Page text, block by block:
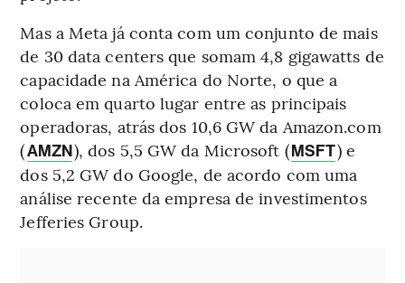
Mas a Meta já conta com um conjunto de mais
de 30 data centers que somam 4,8 gigawatts de
capacidade na América do Norte, o que a
coloca em quarto lugar entre as principais
operadoras, atrás dos 10,6 GW da Amazon.com
(AMZN), dos 5,5 GW da Microsoft (MSFT) e
dos 5,2 GW do Google, de acordo com uma
análise recente da empresa de investimentos
Jefferies Group.